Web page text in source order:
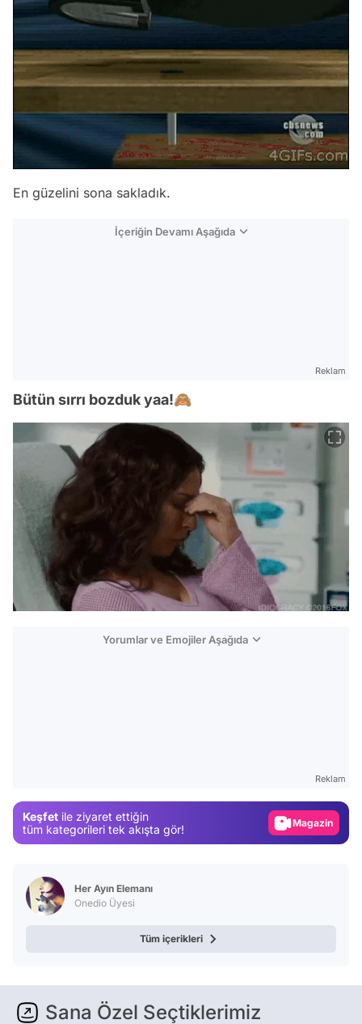
En güzelini sona sakladık.
İçeriğin Devamı Aşağıda
Reklam
Bütün sırrı bozduk yaa!🙈
Yorumlar ve Emojiler Aşağıda
Reklam
Keşfet ile ziyaret ettiğin
tüm kategorileri tek akışta gör!
Test
Her Ayın Elemanı
Onedio Üyesi
Tüm içerikleri
Sana Özel Seçtiklerimiz